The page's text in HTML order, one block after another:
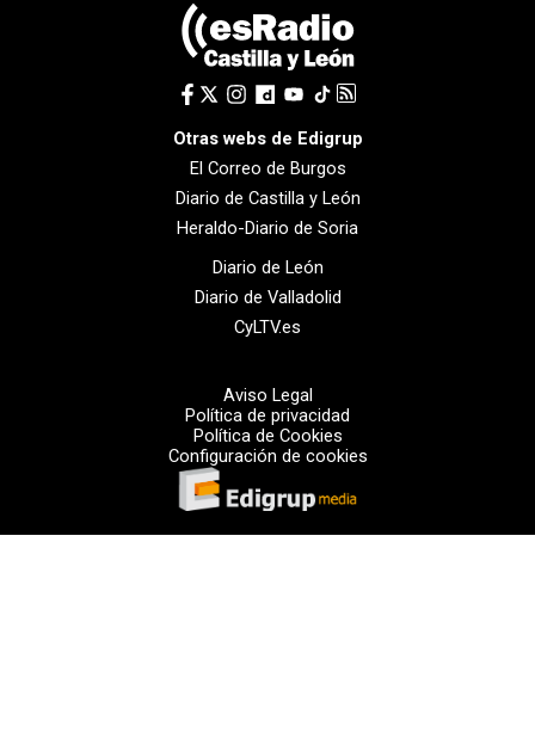
Otras webs de Edigrup
El Correo de Burgos
Diario de Castilla y León
Heraldo-Diario de Soria
Diario de León
Diario de Valladolid
CyLTV.es
Aviso Legal
Política de privacidad
Política de Cookies
Configuración de cookies